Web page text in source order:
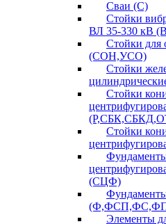
Сваи (С)
Стойки
ВЛ 35-330 кВ
Стойки для
(СОН,УСО)
Стойки
Стойки
Стойки
(СЦФ)
Элементы